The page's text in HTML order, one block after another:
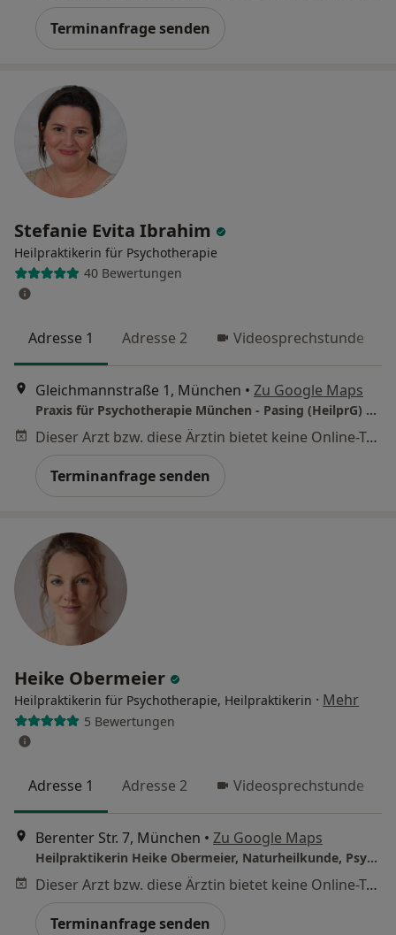
Terminanfrage senden
Stefanie Evita Ibrahim
Heilpraktikerin für Psychotherapie
40 Bewertungen
Adresse 1 Adresse 2 Videosprechstunde
Gleichmannstraße 1, München • Zu Google Maps
Praxis für Psychotherapie München - Pasing (HeilprG) Stefanie Evita Ibrahim
Dieser Arzt bzw. diese Ärztin bietet keine Online-Terminbuchung an diesem Standort an.
Terminanfrage senden
Heike Obermeier
Heilpraktikerin für Psychotherapie, Heilpraktikerin · Mehr
5 Bewertungen
Adresse 1 Adresse 2 Videosprechstunde
Berenter Str. 7, München • Zu Google Maps
Heilpraktikerin Heike Obermeier, Naturheilkunde, Psychotherapie & manuelle Medizin
Dieser Arzt bzw. diese Ärztin bietet keine Online-Terminbuchung an diesem Standort an.
Terminanfrage senden